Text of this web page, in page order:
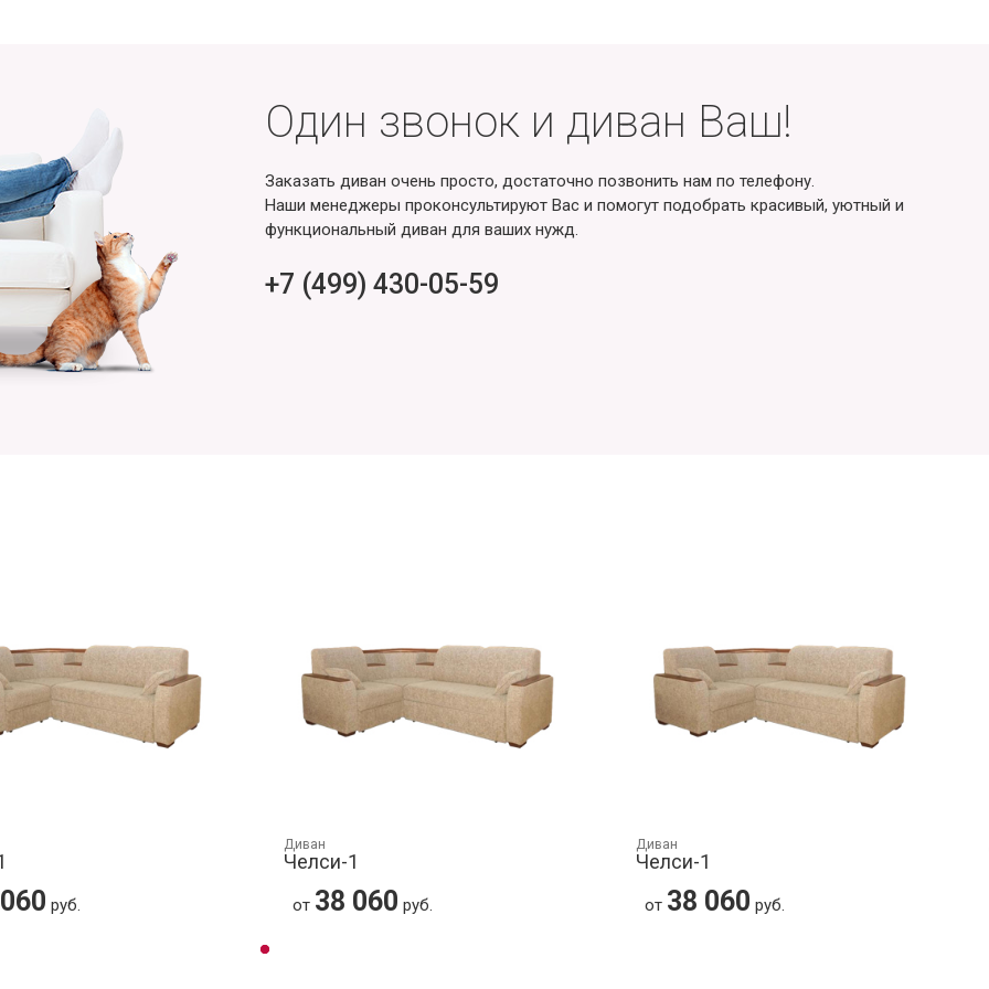
Один звонок и диван Ваш!
Заказать диван очень просто, достаточно позвонить нам по телефону.
Наши менеджеры проконсультируют Вас и помогут подобрать красивый, уютный и
функциональный диван для ваших нужд.
+7 (499) 430-05-59
руб.
Диван
Челси-1
от 38 060 руб.
Диван
Челси-1
от 38 060 руб.